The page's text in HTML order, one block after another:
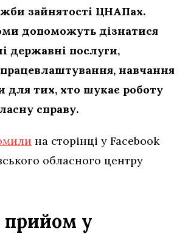
зайнятості ЦНАПах.
допоможуть дізнатися
державні послуги,
навчання
для тих, хто шукає роботу
справу.
на сторінці у Facebook
обласного центру
прийом у